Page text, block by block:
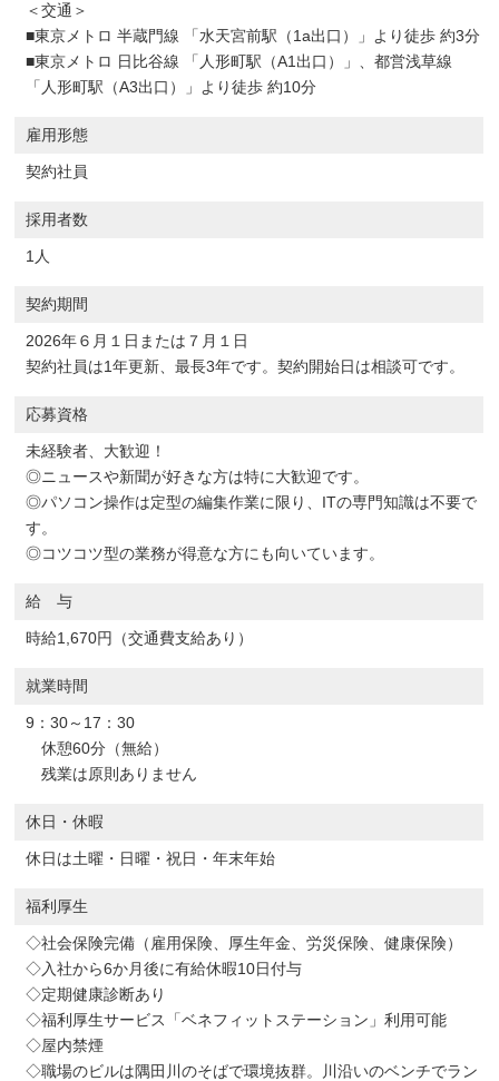
＜交通＞
■東京メトロ 半蔵門線 「水天宮前駅（1a出口）」より徒歩 約3分
■東京メトロ 日比谷線 「人形町駅（A1出口）」、都営浅草線
「人形町駅（A3出口）」より徒歩 約10分
雇用形態
契約社員
採用者数
1人
契約期間
2026年６月１日または７月１日
契約社員は1年更新、最長3年です。契約開始日は相談可です。
応募資格
未経験者、大歓迎！
◎ニュースや新聞が好きな方は特に大歓迎です。
◎パソコン操作は定型の編集作業に限り、ITの専門知識は不要で
す。
◎コツコツ型の業務が得意な方にも向いています。
給 与
時給1,670円（交通費支給あり）
就業時間
9：30～17：30
休憩60分（無給）
残業は原則ありません
休日・休暇
休日は土曜・日曜・祝日・年末年始
福利厚生
◇社会保険完備（雇用保険、厚生年金、労災保険、健康保険）
◇入社から6か月後に有給休暇10日付与
◇定期健康診断あり
◇福利厚生サービス「ベネフィットステーション」利用可能
◇屋内禁煙
◇職場のビルは隅田川のそばで環境抜群。川沿いのベンチでラン